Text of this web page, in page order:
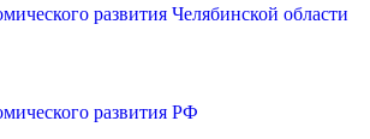
развития Челябинской области
развития РФ